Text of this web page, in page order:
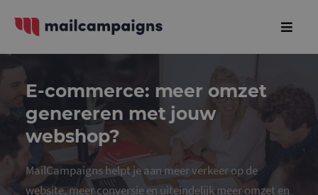
E-commerce: meer omzet
genereren met jouw
webshop?
MailCampaigns helpt je aan meer verkeer op de
website, meer conversie en uiteindelijk meer omzet en